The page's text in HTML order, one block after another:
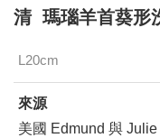
清 瑪瑙羊首葵形
L20cm
來源
美國 Edmund 與